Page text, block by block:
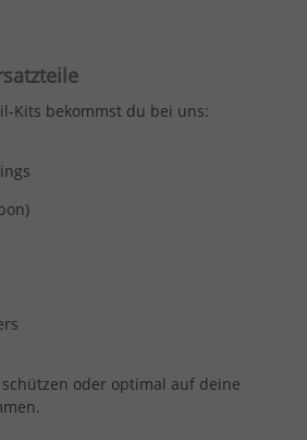
Kits bekommst du bei uns:
oder optimal auf deine